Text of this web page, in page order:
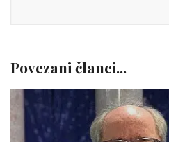
Povezani članci...